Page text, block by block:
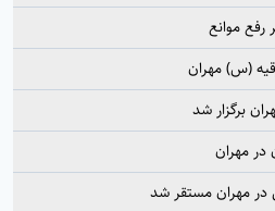
(س) مهران
برگزار شد
در مهران
در مهران مستقر شد